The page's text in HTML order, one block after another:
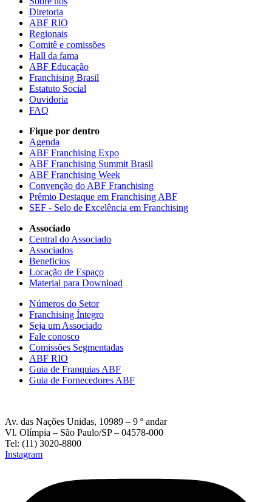
Diretoria
ABF RIO
Regionais
Comitê e comissões
Hall da fama
ABF Educação
Franchising Brasil
Estatuto Social
Ouvidoria
FAQ
Fique por dentro
Agenda
ABF Franchising Expo
ABF Franchising Summit Brasil
ABF Franchising Week
Convenção do ABF Franchising
Prêmio Destaque em Franchising ABF
SEF - Selo de Excelência em Franchising
Associado
Central do Associado
Associados
Beneficios
Locação de Espaço
Material para Download
Números do Setor
Franchising Íntegro
Seja um Associado
Fale conosco
Comissões Segmentadas
ABF RIO
Guia de Franquias ABF
Guia de Fornecedores ABF
Av. das Nações Unidas, 10989 – 9 º andar
Vl. Olímpia – São Paulo/SP – 04578-000
Tel: (11) 3020-8800
Instagram